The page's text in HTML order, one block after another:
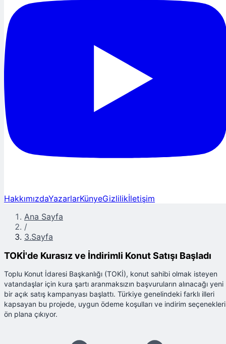
HakkımızdaYazarlarKünyeGizlilikİletişim
Ana Sayfa
/
3.Sayfa
TOKİ'de Kurasız ve İndirimli Konut Satışı Başladı
Toplu Konut İdaresi Başkanlığı (TOKİ), konut sahibi olmak isteyen
vatandaşlar için kura şartı aranmaksızın başvuruların alınacağı yeni
bir açık satış kampanyası başlattı. Türkiye genelindeki farklı illeri
kapsayan bu projede, uygun ödeme koşulları ve indirim seçenekleri
ön plana çıkıyor.